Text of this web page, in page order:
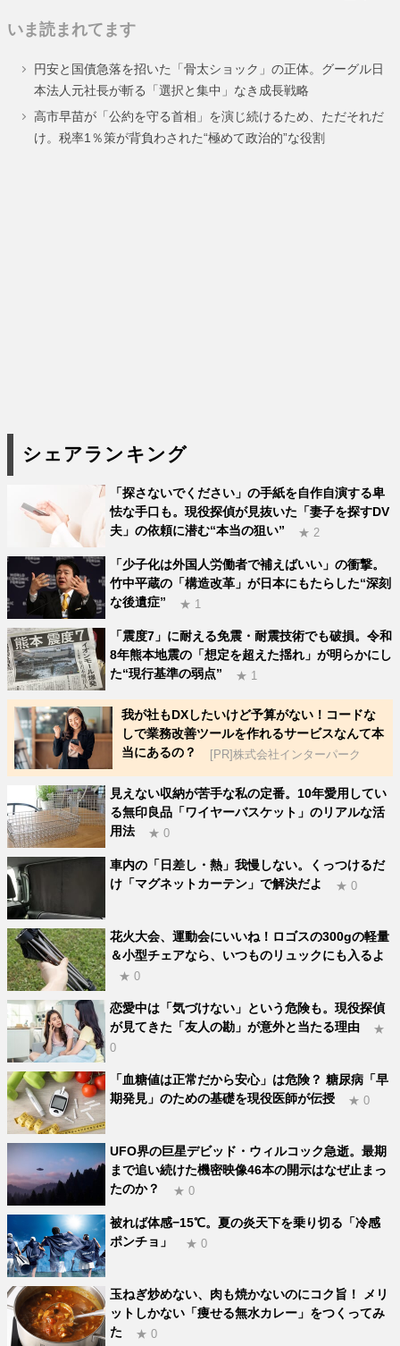
いま読まれてます
円安と国債急落を招いた「骨太ショック」の正体。グーグル日
本法人元社長が斬る「選択と集中」なき成長戦略
高市早苗が「公約を守る首相」を演じ続けるため、ただそれだ
け。税率1％策が背負わされた“極めて政治的”な役割
シェアランキング
「探さないでください」の手紙を自作自演する卑
怯な手口も。現役探偵が見抜いた「妻子を探すDV
夫」の依頼に潜む“本当の狙い”
★ 2
「少子化は外国人労働者で補えばいい」の衝撃。
竹中平蔵の「構造改革」が日本にもたらした“深刻
な後遺症”
★ 1
「震度7」に耐える免震・耐震技術でも破損。令和
8年熊本地震の「想定を超えた揺れ」が明らかにし
た“現行基準の弱点”
★ 1
我が社もDXしたいけど予算がない！コードな
しで業務改善ツールを作れるサービスなんて本
当にあるの？
[PR]株式会社インターパーク
見えない収納が苦手な私の定番。10年愛用してい
る無印良品「ワイヤーバスケット」のリアルな活
用法
★ 0
車内の「日差し・熱」我慢しない。くっつけるだ
け「マグネットカーテン」で解決だよ
★ 0
花火大会、運動会にいいね！ロゴスの300gの軽量
＆小型チェアなら、いつものリュックにも入るよ
★ 0
恋愛中は「気づけない」という危険も。現役探偵
が見てきた「友人の勘」が意外と当たる理由
★
0
「血糖値は正常だから安心」は危険？ 糖尿病「早
期発見」のための基礎を現役医師が伝授
★ 0
UFO界の巨星デビッド・ウィルコック急逝。最期
まで追い続けた機密映像46本の開示はなぜ止まっ
たのか？
★ 0
被れば体感−15℃。夏の炎天下を乗り切る「冷感
ポンチョ」
★ 0
玉ねぎ炒めない、肉も焼かないのにコク旨！ メリ
ットしかない「痩せる無水カレー」をつくってみ
た
★ 0